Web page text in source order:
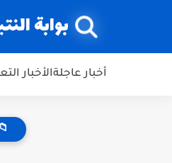
بوابة
أخبار عاجلةالأخبار